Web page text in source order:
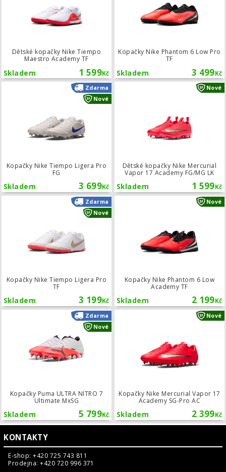
Dětské kopačky Nike Tiempo
Maestro Academy TF
1 599Kč
Skladem
Kopačky Nike Phantom 6 Low Pro
TF
3 499Kč
Skladem
Kopačky Nike Tiempo Ligera Pro
FG
3 699Kč
Skladem
Zdarma
Nové
Kopačky Nike Tiempo Ligera Pro FG
Dětské kopačky Nike Mercurial
Vapor 17 Academy FG/MG LK
1 599Kč
Skladem
Nové
Kopačky Nike Tiempo Ligera Pro
TF
3 199Kč
Skladem
Zdarma
Nové
Kopačky Nike Tiempo Ligera Pro TF
Kopačky Nike Phantom 6 Low
Academy TF
2 199Kč
Skladem
Nové
Kopačky Puma ULTRA NITRO 7
Ultimate MxSG
5 799Kč
Skladem
Zdarma
Nové
Kopačky Puma ULTRA NITRO 7
Kopačky Nike Mercurial Vapor 17
Academy SG-Pro AC
2 399Kč
Skladem
Nové
KONTAKTY
E-shop: +420 725 743 811
Prodejna: +420 720 996 371